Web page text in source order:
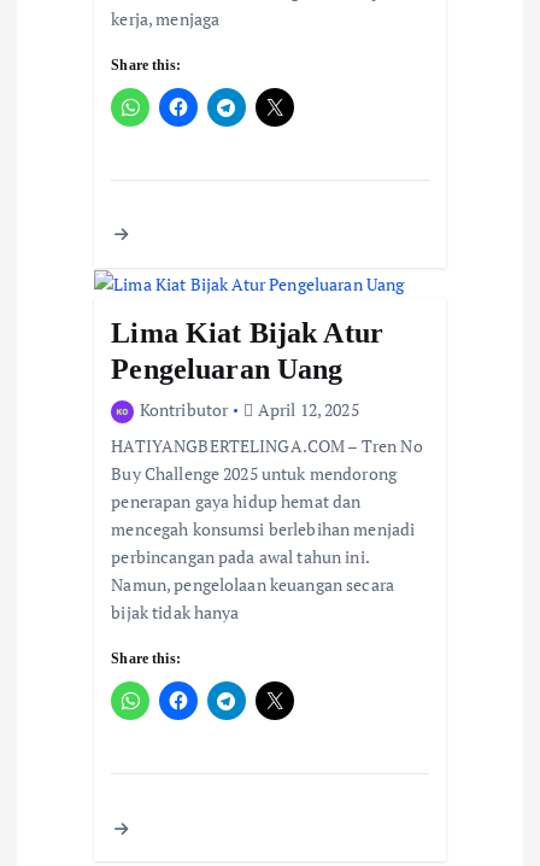
kerja, menjaga
Share this:
Lima Kiat Bijak Atur
Pengeluaran Uang
Kontributor
April 12, 2025
HATIYANGBERTELINGA.COM – Tren No
Buy Challenge 2025 untuk mendorong
penerapan gaya hidup hemat dan
mencegah konsumsi berlebihan menjadi
perbincangan pada awal tahun ini.
Namun, pengelolaan keuangan secara
bijak tidak hanya
Share this: